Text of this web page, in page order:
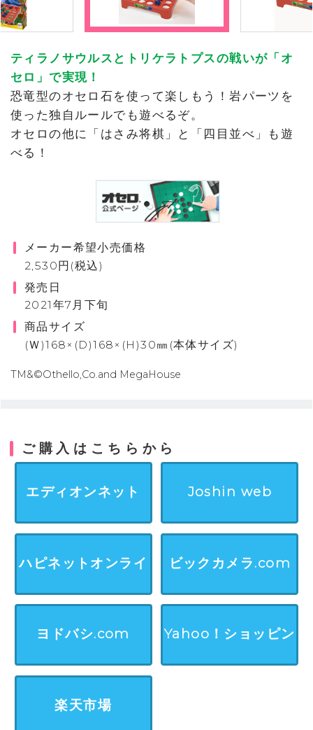
ティラノサウルスとトリケラトプスの戦いが「オ
セロ」で実現！
恐竜型のオセロ石を使って楽しもう！岩パーツを
使った独自ルールでも遊べるぞ。
オセロの他に「はさみ将棋」と「四目並べ」も遊
べる！
メーカー希望小売価格
2,530円(税込)
発売日
2021年7月下旬
商品サイズ
(Ｗ)168×(D)168×(H)30㎜(本体サイズ)
TM&©Othello,Co.and MegaHouse
ご購入はこちらから
エディオンネット Joshin web
ハピネットオンライ ビックカメラ.com
ヨドバシ.com Yahoo！ショッピン
楽天市場